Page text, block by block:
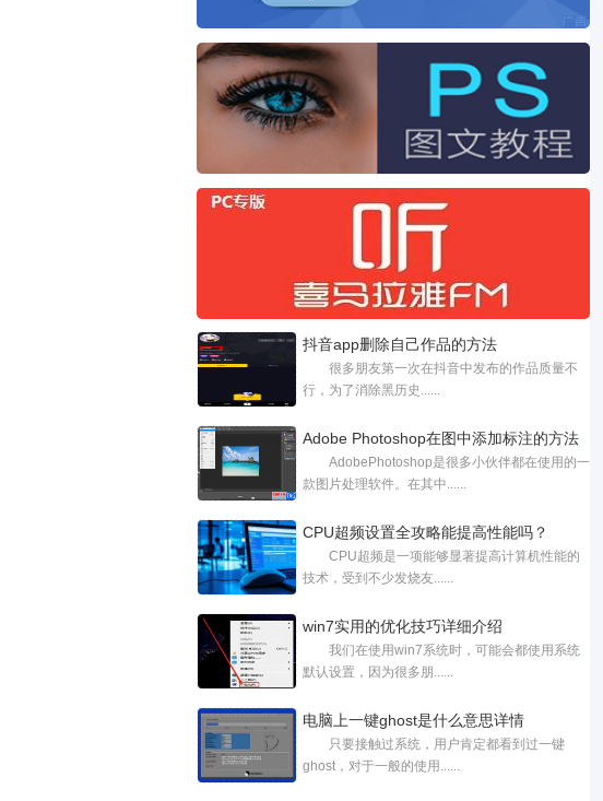
抖音app删除自己作品的方法
很多朋友第一次在抖音中发布的作品质量不
行，为了消除黑历史......
Adobe Photoshop在图中添加标注的方法
教程AdobePhotoshop是很多小伙伴都在使用的一
款图片处理软件。在其中......
CPU超频设置全攻略能提高性能吗？
CPU超频是一项能够显著提高计算机性能的
技术，受到不少发烧友......
win7实用的优化技巧详细介绍
我们在使用win7系统时，可能会都使用系统
默认设置，因为很多朋......
电脑上一键ghost是什么意思详情
只要接触过系统，用户肯定都看到过一键
ghost，对于一般的使用......